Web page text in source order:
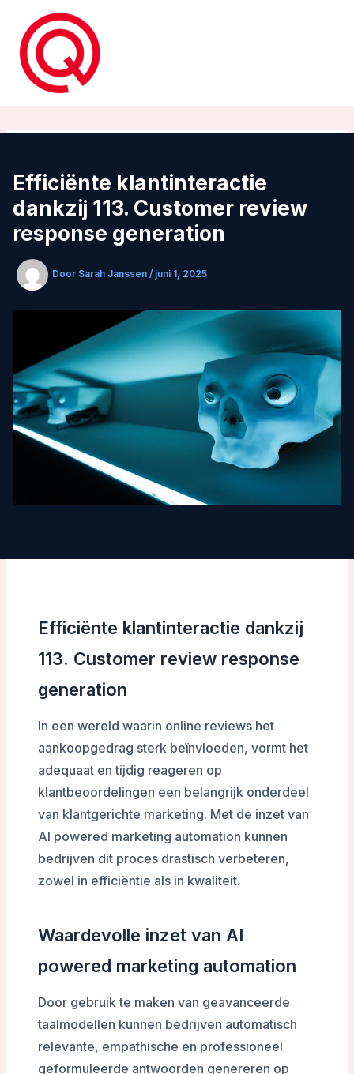
inhoud
Efficiënte klantinteractie
dankzij 113. Customer review
response generation
Door Sarah Janssen / juni 1, 2025
Efficiënte klantinteractie dankzij
113. Customer review response
generation
In een wereld waarin online reviews het
aankoopgedrag sterk beïnvloeden, vormt het
adequaat en tijdig reageren op
klantbeoordelingen een belangrijk onderdeel
van klantgerichte marketing. Met de inzet van
AI powered marketing automation kunnen
bedrijven dit proces drastisch verbeteren,
zowel in efficiëntie als in kwaliteit.
Waardevolle inzet van AI
powered marketing automation
Door gebruik te maken van geavanceerde
taalmodellen kunnen bedrijven automatisch
relevante, empathische en professioneel
geformuleerde antwoorden genereren op